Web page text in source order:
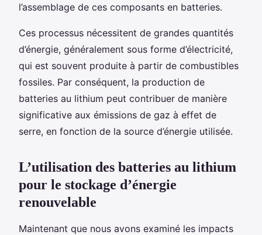
l’assemblage de ces composants en batteries.
Ces processus nécessitent de grandes quantités
d’énergie, généralement sous forme d’électricité,
qui est souvent produite à partir de combustibles
fossiles. Par conséquent, la production de
batteries au lithium peut contribuer de manière
significative aux émissions de gaz à effet de
serre, en fonction de la source d’énergie utilisée.
L’utilisation des batteries au lithium
pour le stockage d’énergie
renouvelable
Maintenant que nous avons examiné les impacts